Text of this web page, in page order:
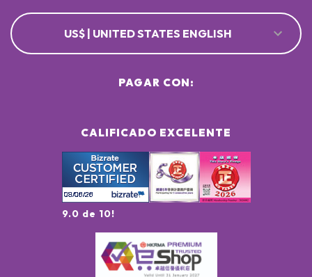
US$ | UNITED STATES ENGLISH
CALIFICADO EXCELENTE
9.0 de 10!
PAGAR CON: